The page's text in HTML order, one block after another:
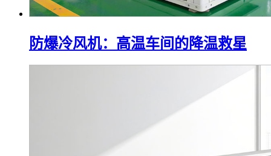
防爆冷风机：高温车间的降温救星